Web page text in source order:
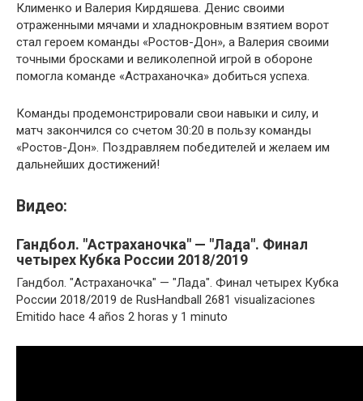
Клименко и Валерия Кирдяшева. Денис своими
отраженными мячами и хладнокровным взятием ворот
стал героем команды «Ростов-Дон», а Валерия своими
точными бросками и великолепной игрой в обороне
помогла команде «Астраханочка» добиться успеха.
Команды продемонстрировали свои навыки и силу, и
матч закончился со счетом 30:20 в пользу команды
«Ростов-Дон». Поздравляем победителей и желаем им
дальнейших достижений!
Видео:
Гандбол. "Астраханочка" — "Лада". Финал
четырех Кубка России 2018/2019
Гандбол. "Астраханочка" — "Лада". Финал четырех Кубка
России 2018/2019 de RusHandball 2681 visualizaciones
Emitido hace 4 años 2 horas y 1 minuto